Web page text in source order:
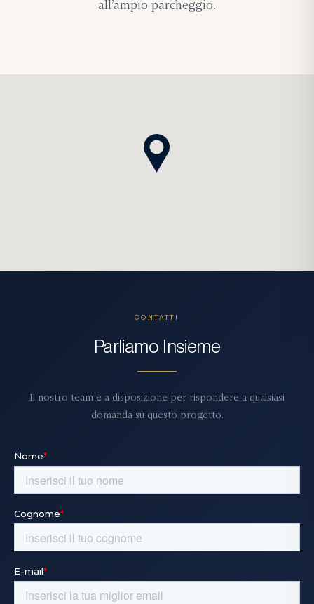
all’ampio parcheggio.
CONTATTI
Parliamo Insieme
Il nostro team è a disposizione per rispondere a qualsiasi
domanda su questo progetto.